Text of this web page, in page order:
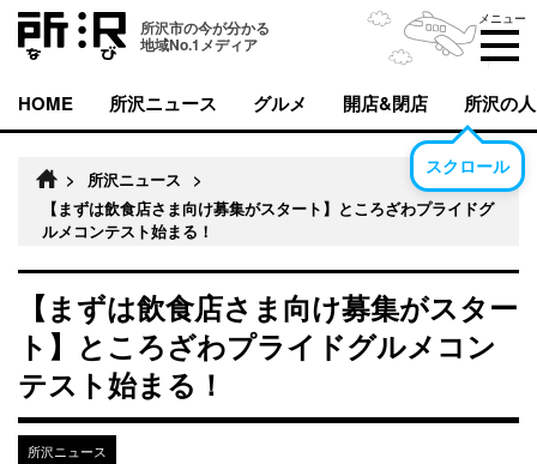
所沢市の今が分かる
地域No.1メディア
メニュー
HOME 所沢ニュース グルメ 開店&閉店 所沢の人
スクロール
> 所沢ニュース
>
【まずは飲食店さま向け募集がスタート】ところざわプライドグ
ルメコンテスト始まる！
【まずは飲食店さま向け募集がスター
ト】ところざわプライドグルメコン
テスト始まる！
所沢ニュース